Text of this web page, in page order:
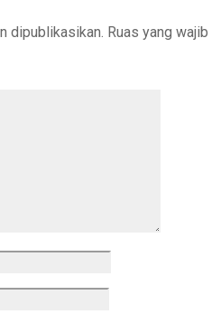
dipublikasikan. Ruas yang wajib